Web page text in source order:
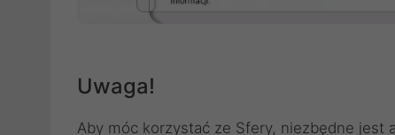
Uwaga!
Aby móc korzystać ze Sfery, niezbędne jest